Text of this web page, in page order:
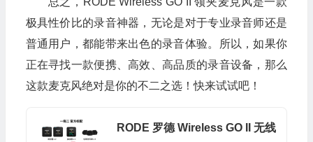
极具性价比的录音神器，无论是对于专业录音师还是
普通用户，都能带来出色的录音体验。所以，如果你
正在寻找一款便携、高效、高品质的录音设备，那么
这款麦克风绝对是你的不二之选！快来试试吧！
RODE 罗德 Wireless GO II 无线